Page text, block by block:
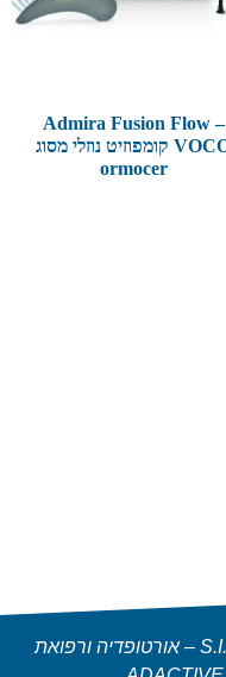
Admira Fusion Flow –
VOCO קומפוזיט נוזלי מסוג
ormocer
© כל הזכויות שמורות ל- .S.I.R.A.M – אורטופדיה ורפואת